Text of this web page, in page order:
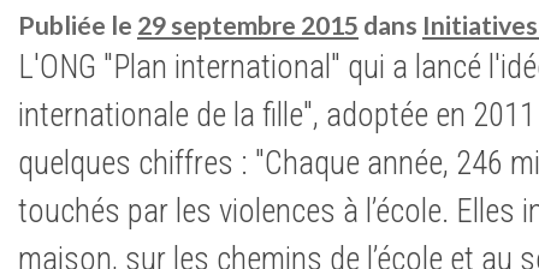
Publiée le 29 septembre 2015 dans
L'ONG "Plan international" qui a lancé
internationale de la fille", adoptée en
quelques chiffres : "Chaque année, 246
touchés par les violences à l’école. Elles
maison, sur les chemins de l’école et au